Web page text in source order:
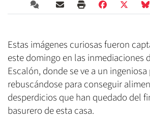
Estas imágenes curiosas fueron
este domingo en las inmediaciones
Escalón, donde se ve a un ingeniosa
rebuscándose para conseguir
desperdicios que han quedado del
basurero de esta casa.